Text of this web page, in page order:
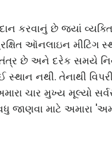
કરવાનું છે જ્યાં
ઑનલાઇન મીટિંગ
છે અને દરેક સમયે
સ્થાન નથી. તેનાથી
ચાર મુખ્ય મૂલ્યો
માટે અમારા